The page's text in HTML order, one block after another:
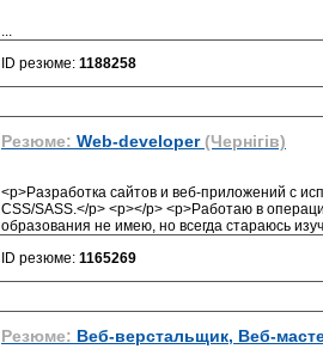
...
ID резюме: 1188258
Резюме: Web-developer (Чернігів)
<p>Разработка сайтов и веб-приложений с
CSS/SASS.</p> <p></p> <p>Работаю в
образования не имею, но всегда стараюсь
ID резюме: 1165269
Резюме: Веб-верстальщик, Веб-